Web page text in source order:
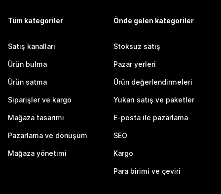
Tüm kategoriler
Satış kanalları
Ürün bulma
Ürün satma
Siparişler ve kargo
Mağaza tasarımı
Pazarlama ve dönüşüm
Mağaza yönetimi
Önde gelen kategoriler
Stoksuz satış
Pazar yerleri
Ürün değerlendirmeleri
Yukarı satış ve paketler
E-posta ile pazarlama
SEO
Kargo
Para birimi ve çeviri